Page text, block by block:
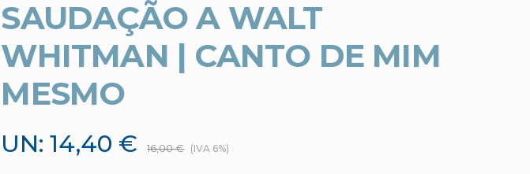
SAUDAÇÃO A WALT
WHITMAN | CANTO DE MIM
MESMO
UN: 14,40 € 16,00 € (IVA 6%)